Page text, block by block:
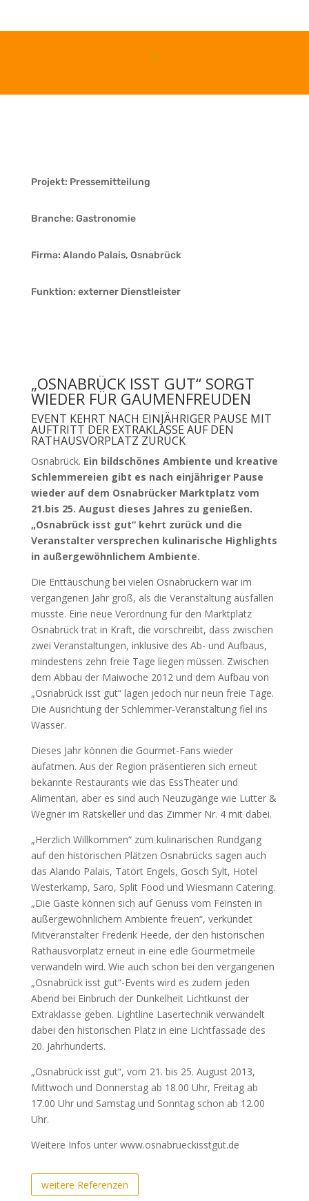
Projekt: Pressemitteilung
Branche: Gastronomie
Firma: Alando Palais, Osnabrück
Funktion: externer Dienstleister
„OSNABRÜCK ISST GUT“ SORGT
WIEDER FÜR GAUMENFREUDEN
EVENT KEHRT NACH EINJÄHRIGER PAUSE MIT
AUFTRITT DER EXTRAKLASSE AUF DEN
RATHAUSVORPLATZ ZURÜCK
Osnabrück. Ein bildschönes Ambiente und kreative
Schlemmereien gibt es nach einjähriger Pause
wieder auf dem Osnabrücker Marktplatz vom
21.bis 25. August dieses Jahres zu genießen.
„Osnabrück isst gut“ kehrt zurück und die
Veranstalter versprechen kulinarische Highlights
in außergewöhnlichem Ambiente.
Die Enttäuschung bei vielen Osnabrückern war im
vergangenen Jahr groß, als die Veranstaltung ausfallen
musste. Eine neue Verordnung für den Marktplatz
Osnabrück trat in Kraft, die vorschreibt, dass zwischen
zwei Veranstaltungen, inklusive des Ab- und Aufbaus,
mindestens zehn freie Tage liegen müssen. Zwischen
dem Abbau der Maiwoche 2012 und dem Aufbau von
„Osnabrück isst gut“ lagen jedoch nur neun freie Tage.
Die Ausrichtung der Schlemmer-Veranstaltung fiel ins
Wasser.
Dieses Jahr können die Gourmet-Fans wieder
aufatmen. Aus der Region präsentieren sich erneut
bekannte Restaurants wie das EssTheater und
Alimentari, aber es sind auch Neuzugänge wie Lutter &
Wegner im Ratskeller und das Zimmer Nr. 4 mit dabei.
„Herzlich Willkommen“ zum kulinarischen Rundgang
auf den historischen Plätzen Osnabrücks sagen auch
das Alando Palais, Tatort Engels, Gosch Sylt, Hotel
Westerkamp, Saro, Split Food und Wiesmann Catering.
„Die Gäste können sich auf Genuss vom Feinsten in
außergewöhnlichem Ambiente freuen“, verkündet
Mitveranstalter Frederik Heede, der den historischen
Rathausvorplatz erneut in eine edle Gourmetmeile
verwandeln wird. Wie auch schon bei den vergangenen
„Osnabrück isst gut“-Events wird es zudem jeden
Abend bei Einbruch der Dunkelheit Lichtkunst der
Extraklasse geben. Lightline Lasertechnik verwandelt
dabei den historischen Platz in eine Lichtfassade des
20. Jahrhunderts.
„Osnabrück isst gut“, vom 21. bis 25. August 2013,
Mittwoch und Donnerstag ab 18.00 Uhr, Freitag ab
17.00 Uhr und Samstag und Sonntag schon ab 12.00
Uhr.
Weitere Infos unter www.osnabrueckisstgut.de
weitere Referenzen